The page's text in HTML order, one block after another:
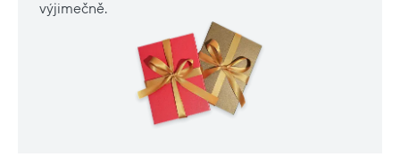
výjimečně.